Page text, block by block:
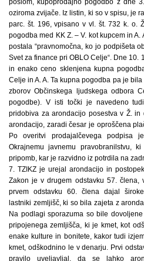
oziroma zvijače. Iz listin, ki so v spisu, je
parc. št. 196, vpisano v vl. št. 732 k. o.
pogodba med KK Z. – V. kot kupcem in
postala “pravnomočna, ko jo podpišeta
Svet za finance pri OBLO Celje“. Dne
in enako ceno sklenjena kupna
Celje in A. A. Ta kupna pogodba pa je
zborov Občinskega ljudskega odbora
pogodbe). V isti točki je navedeno
pridobiva za arondacijo posestva v Ž.
arondacijo, zaradi česar je oproščena
Po overitvi prodajalčevega podpisa
Okrajnemu javnemu pravobranilstvu,
pripomb, kar je razvidno iz potrdila na
7. TZIKZ je urejal arondacijo in
Zakon je v drugem odstavku 57.
prvem odstavku 60. člena dajal
lastniki zemljišč, ki so bila zajeta z
Na podlagi sporazuma so bile
pripojenega zemljišča, ki je kmet, kot
enake kulture in bonitete, kakor tudi
kmet, odškodnino le v denarju. Prvi
pravilo uveljavljal, da se lahko